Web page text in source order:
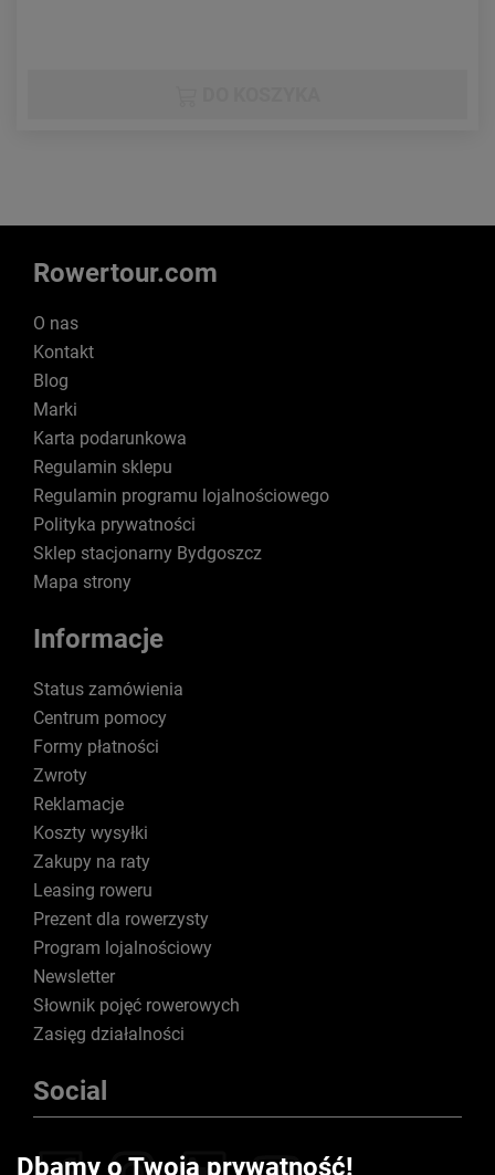
Rowertour.com
O nas
Kontakt
Blog
Marki
Karta podarunkowa
Regulamin sklepu
Regulamin programu lojalnościowego
Polityka prywatności
Sklep stacjonarny Bydgoszcz
Mapa strony
Informacje
Status zamówienia
Centrum pomocy
Formy płatności
Zwroty
Reklamacje
Koszty wysyłki
Zakupy na raty
Leasing roweru
Prezent dla rowerzysty
Program lojalnościowy
Newsletter
Słownik pojęć rowerowych
Zasięg działalności
Social
Dbamy o Twoją prywatność!